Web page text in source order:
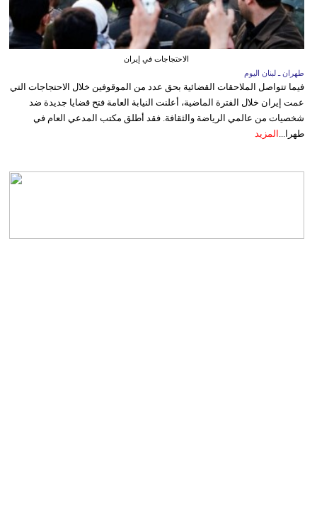
الاحتجاجات في إيران
طهران ـ لبنان اليوم
فيما تتواصل الملاحقات القضائية بحق عدد من الموقوفين خلال الاحتجاجات التي
عمت إيران خلال الفترة الماضية، أعلنت النيابة العامة فتح قضايا جديدة ضد
شخصيات من عالمي الرياضة والثقافة. فقد أطلق مكتب المدعي العام في
طهرا... المزيد